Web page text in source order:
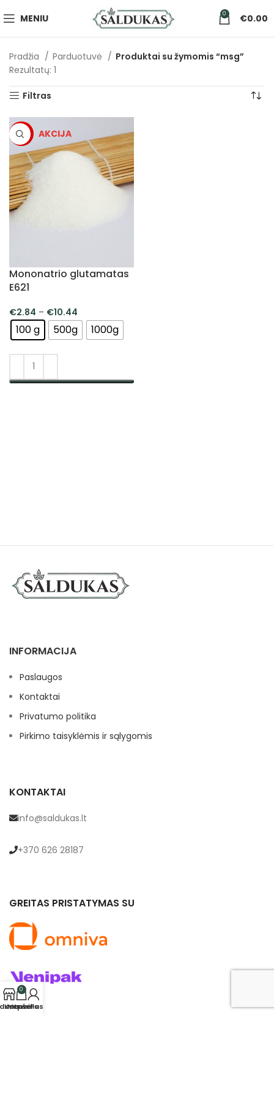
MENIU 0 €0.00
Pradžia Parduotuvė
Produktai su žymomis “msg”
Rezultatų: 1
Filtras
-5%
Mononatrio glutamatas
E621
€2.84 – €10.44
100 g 500g 1000g
INFORMACIJA
Paslaugos
Kontaktai
Privatumo politika
Pirkimo taisyklėmis ir sąlygomis
KONTAKTAI
info@saldukas.lt
+370 626 28187
GREITAS PRISTATYMAS SU
0
Krepšelis
Mano Paskyra